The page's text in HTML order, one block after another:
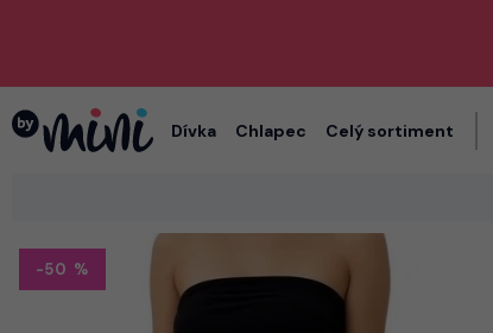
Dívka Chlapec Celý sortiment
-50